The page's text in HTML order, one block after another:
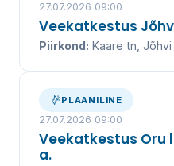
27.07.2026 09:00
Veekatkestus
Piirkond: Kaare tn, Jõhvi
PLAANILINE
27.07.2026 09:00
Veekatkestus Oru
a.